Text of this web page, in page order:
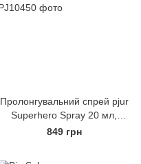
Пролонгувальний спрей pjur
Superhero Spray 20 мл,
всотується в шкіру,
849 грн